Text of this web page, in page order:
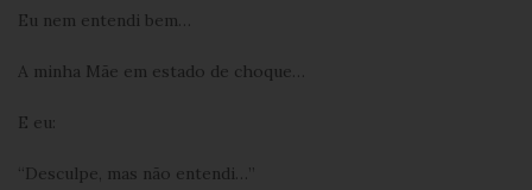
Eu nem entendi bem…
A minha Mãe em estado de choque…
E eu:
“Desculpe, mas não entendi…”